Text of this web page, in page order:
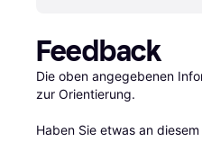
Feedback
Die oben angegebenen
zur Orientierung.
Haben Sie etwas an